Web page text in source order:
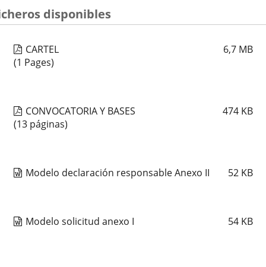
disponibles
CARTEL 6,7 MB
(1 Pages)
CONVOCATORIA Y BASES 474 KB
(13 páginas)
Modelo declaración responsable Anexo II 52 KB
Modelo solicitud anexo I 54 KB